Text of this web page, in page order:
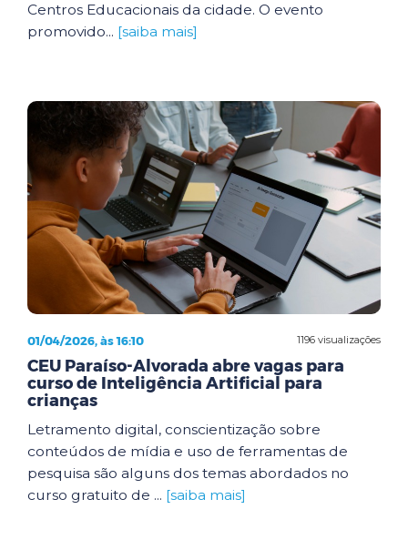
Centros Educacionais da cidade. O evento
promovido... [saiba mais]
1196 visualizações
01/04/2026, às 16:10
CEU Paraíso-Alvorada abre vagas para
curso de Inteligência Artificial para
crianças
Letramento digital, conscientização sobre
conteúdos de mídia e uso de ferramentas de
pesquisa são alguns dos temas abordados no
curso gratuito de ... [saiba mais]